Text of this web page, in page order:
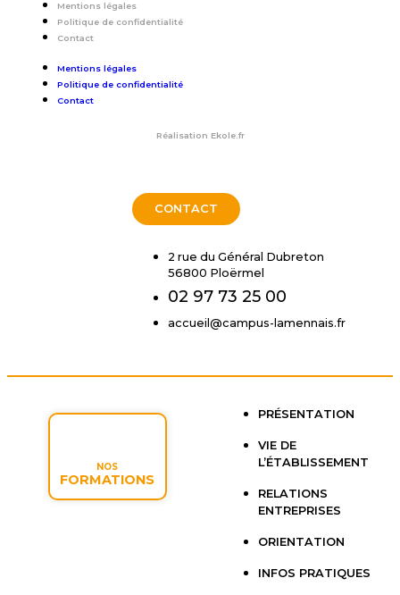
Mentions légales
Politique de confidentialité
Contact
Mentions légales
Politique de confidentialité
Contact
Réalisation Ekole.fr
CONTACT
2 rue du Général Dubreton
56800 Ploërmel
02 97 73 25 00
accueil@campus-lamennais.fr
NOS
FORMATIONS
PRÉSENTATION
VIE DE
L’ÉTABLISSEMENT
RELATIONS
ENTREPRISES
ORIENTATION
INFOS PRATIQUES